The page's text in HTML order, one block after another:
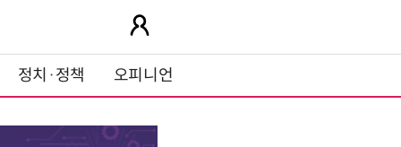
정치·정책 오피니언